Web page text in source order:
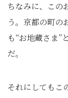
ちなみに、この
う。京都の町の
も“お地蔵さま”
だ。
それにしてもこ